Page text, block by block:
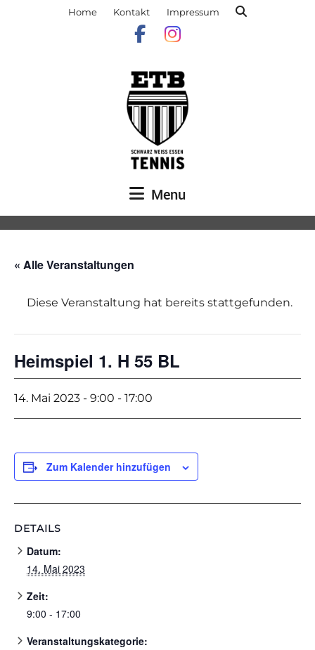
Home Kontakt Impressum
Menu
« Alle Veranstaltungen
Diese Veranstaltung hat bereits stattgefunden.
Heimspiel 1. H 55 BL
14. Mai 2023 - 9:00 - 17:00
Zum Kalender hinzufügen
DETAILS
Datum:
14. Mai 2023
Zeit:
9:00 - 17:00
Veranstaltungskategorie: